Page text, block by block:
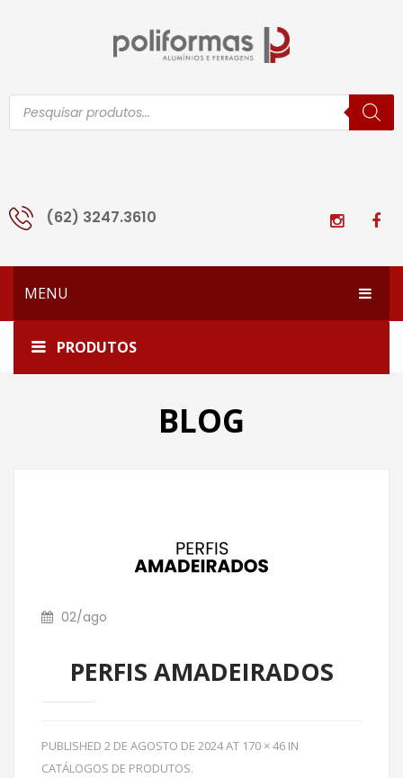
Pesquisar
produtos
(62) 3247.3610
MENU
HOME
EMPRESA
PRODUTOS
Home Catálogos de Produtos
BLOG
02/ago
PERFIS AMADEIRADOS
PUBLISHED 2 DE AGOSTO DE 2024AT 170 × 46 IN
CATÁLOGOS DE PRODUTOS.